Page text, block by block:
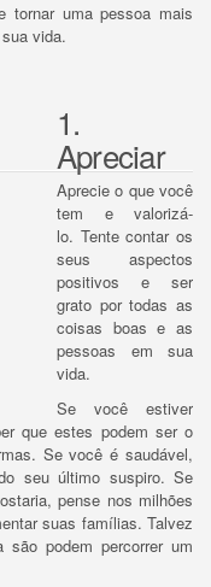
tornar uma pessoa mais
vida.
1.
Apreciar
Aprecie o que você
tem e valorizá-
lo. Tente contar os
seus aspectos
positivos e ser
grato por todas as
coisas boas e as
pessoas em sua
vida.
Se você estiver
que estes podem ser o
Se você é saudável,
seu último suspiro.Se
pense nos milhões
suas famílias.Talvez
são podem percorrer um